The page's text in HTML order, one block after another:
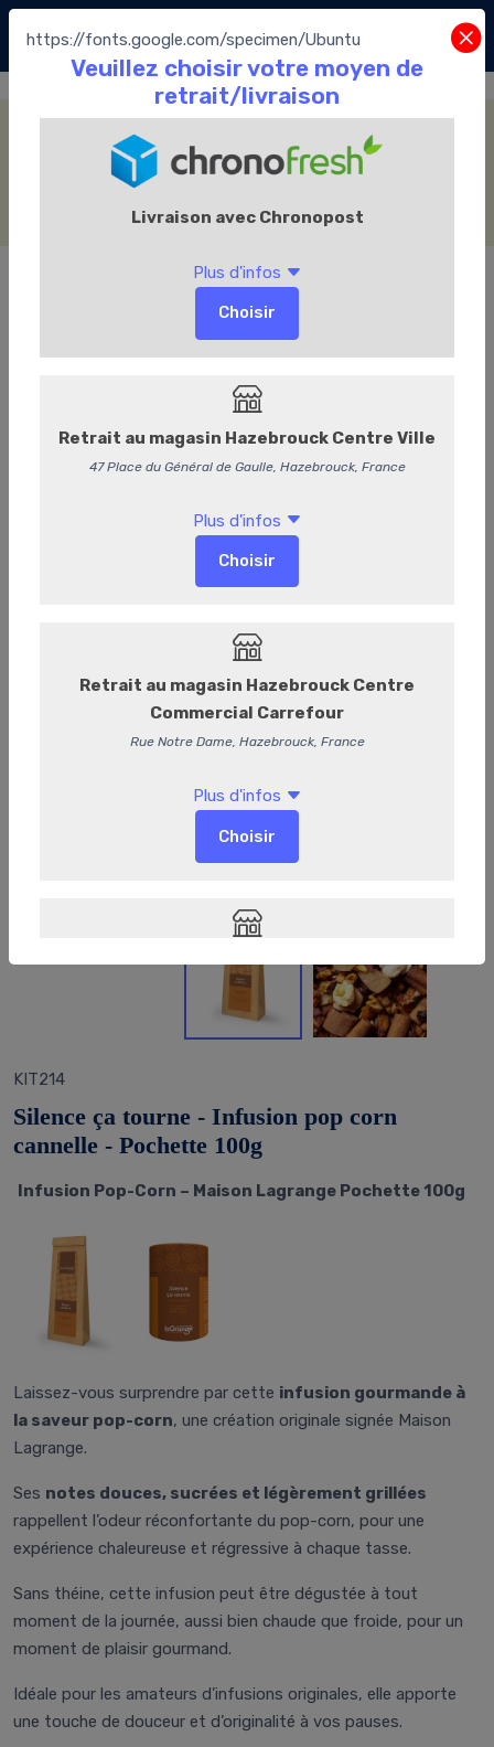
https://fonts.google.com/specimen/Ubuntu
Thé & infusions Vrac
Accueil La Boutique
KIT214
Silence ça tourne - Infusion pop corn
cannelle - Pochette 100g
Infusion Pop-Corn – Maison Lagrange Pochette 100g
Laissez-vous surprendre par cette infusion gourmande à
la saveur pop-corn, une création originale signée Maison
Lagrange.
Ses notes douces, sucrées et légèrement grillées
rappellent l’odeur réconfortante du pop-corn, pour une
expérience chaleureuse et régressive à chaque tasse.
Sans théine, cette infusion peut être dégustée à tout
moment de la journée, aussi bien chaude que froide, pour un
moment de plaisir gourmand.
Idéale pour les amateurs d’infusions originales, elle apporte
une touche de douceur et d’originalité à vos pauses.